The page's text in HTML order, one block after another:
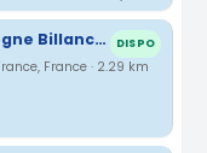
Parking à louer à Boulogne Billancourt DISPO
France · 2.29 km